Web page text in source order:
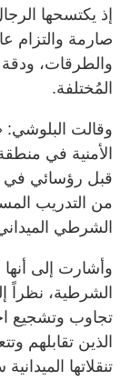
إذ يكتسحها
صارمة والتزام
والطرقات،
المُختلفة.
وقالت البلوشي:
الأمنية في
قبل رؤسائي في
من التدريب
الشرطي
وأشارت إلى
الشرطية، نظراً
تجاوب وتشجيع
الذين تقابلهم
تنقلاتها